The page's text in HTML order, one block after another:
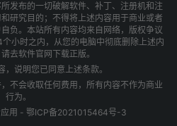
发布的一切破解软件、补丁、注册机和注
研究目的；不得将上述内容用于商业或者
负。本站所有内容均来自网络，版权争议
小时之内，从您的电脑中彻底删除上述内
去软件官网下载正版。
，说明您已同意上述条款。
不会收取任何费用，所有内容不作为商业
行为。
用 - 鄂ICP备2021015464号-3